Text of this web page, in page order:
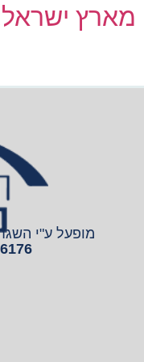
מארץ ישראל: 02-30-11-
מופעל ע"י
6176* / 02-30-11-300